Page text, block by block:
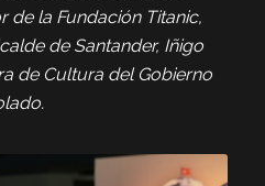
de la Fundación Titanic,
de Santander, Iñigo
de Cultura del Gobierno